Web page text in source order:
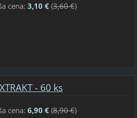
cena: 3,10 €(3,60 €)
- 60 ks
cena: 6,90 €(8,90 €)